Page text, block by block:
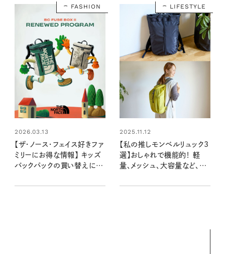
FASHION
2026.03.13
【ザ・ノース・フェイス好きファ
ミリーにお得な情報】 キッズ
バックパックの買い替えに下
象アイテムをチェック！
LIFESTYLE
2025.11.12
【私の推しモンベルリュック3
選】おしゃれで機能的！ 軽
量、メッシュ、大容量など、用
利な3型はコレ！